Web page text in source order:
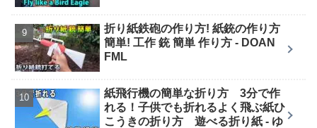
折り紙鉄砲の作り方! 紙銃の作り方
簡単! 工作 銃 簡単 作り方 - DOAN
FML
紙飛行機の簡単な折り方 3分で作
れる！子供でも折れるよく飛ぶ紙ひ
こうきの折り方 遊べる折り紙 - ゆ